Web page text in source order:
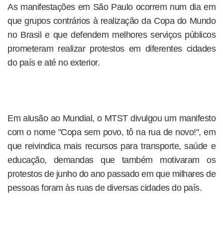
As manifestações em São Paulo ocorrem num dia em
que grupos contrários à realização da Copa do Mundo
no Brasil e que defendem melhores serviços públicos
prometeram realizar protestos em diferentes cidades
do país e até no exterior.
Em alusão ao Mundial, o MTST divulgou um manifesto
com o nome "Copa sem povo, tô na rua de novo!", em
que reivindica mais recursos para transporte, saúde e
educação, demandas que também motivaram os
protestos de junho do ano passado em que milhares de
pessoas foram às ruas de diversas cidades do país.